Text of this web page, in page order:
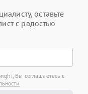
оставьте
с радостью
Вы соглашаетесь с